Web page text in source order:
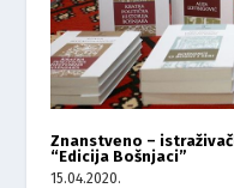
Znanstveno –
“Edicija Bošnjaci”
15.04.2020.